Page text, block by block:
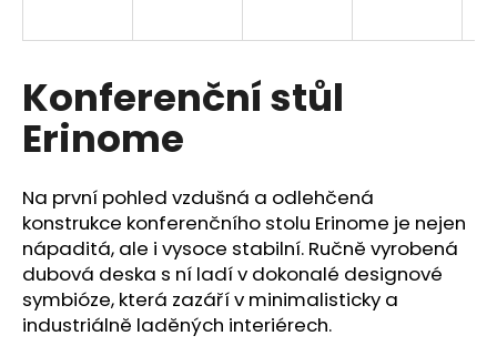
Konferenční stůl
Erinome
Na první pohled vzdušná a odlehčená
konstrukce konferenčního stolu Erinome je nejen
nápaditá, ale i vysoce stabilní. Ručně vyrobená
dubová deska s ní ladí v dokonalé designové
symbióze, která zazáří v minimalisticky a
industriálně laděných interiérech.
í
t
?
HLEDAT